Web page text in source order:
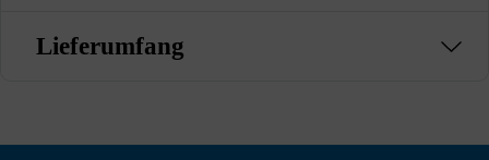
Lieferumfang